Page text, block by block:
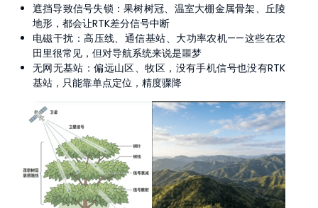
遮挡导致信号失锁：果树树冠、温室大棚金属骨架、丘陵
地形，都会让RTK差分信号中断
电磁干扰：高压线、通信基站、大功率农机——这些在农
田里很常见，但对导航系统来说是噩梦
无网无基站：偏远山区、牧区，没有手机信号也没有RTK
基站，只能靠单点定位，精度骤降